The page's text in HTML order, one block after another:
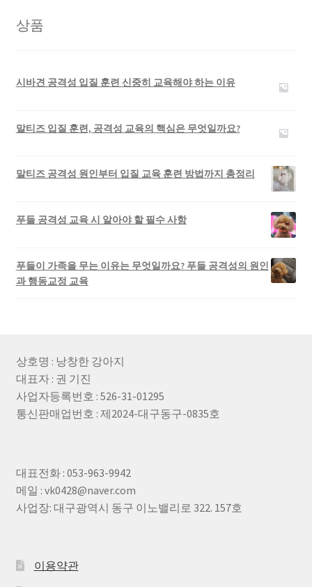
상품
시바견 공격성 입질 훈련 신중히 교육해야 하는 이유
말티즈 입질 훈련, 공격성 교육의 핵심은 무엇일까요?
말티즈 공격성 원인부터 입질 교육 훈련 방법까지 총정리
푸들 공격성 교육 시 알아야 할 필수 사항
푸들이 가족을 무는 이유는 무엇일까요? 푸들 공격성의 원인
과 행동교정 교육
상호명 : 낭창한 강아지
대표자 : 권 기진
사업자등록번호 : 526-31-01295
통신판매업번호 : 제2024-대구동구-0835호
대표전화 : 053-963-9942
메일 : vk0428@naver.com
사업장: 대구광역시 동구 이노밸리로 322. 157호
이용약관